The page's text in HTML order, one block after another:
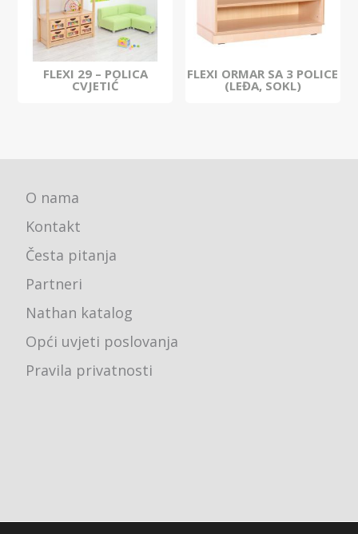
FLEXI 29 – POLICA
CVJETIĆ
FLEXI ORMAR SA 3 POLICE
(LEĐA, SOKL)
O nama
Kontakt
Česta pitanja
Partneri
Nathan katalog
Opći uvjeti poslovanja
Pravila privatnosti